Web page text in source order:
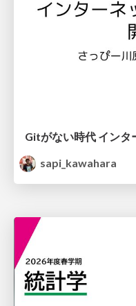
Gitがない時代 インタ
sapi_kawahara